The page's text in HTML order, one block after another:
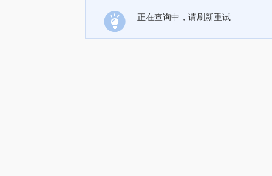
正在查询中，请刷新重试